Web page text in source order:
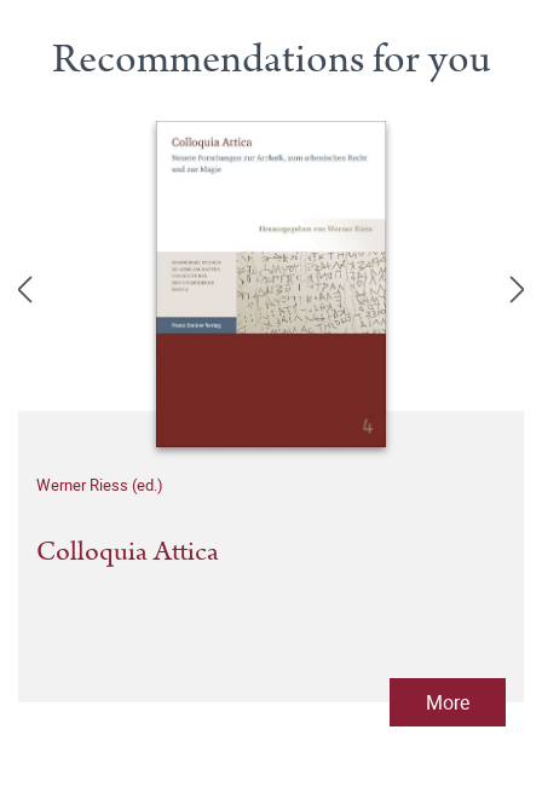
Recommendations for you
Werner Riess (ed.)
Colloquia Attica
More